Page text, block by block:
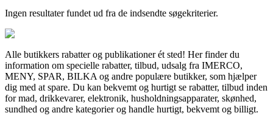
Ingen resultater fundet ud fra de indsendte søgekriterier.
Alle butikkers rabatter og publikationer ét sted! Her finder du
information om specielle rabatter, tilbud, udsalg fra IMERCO,
MENY, SPAR, BILKA og andre populære butikker, som hjælper
dig med at spare. Du kan bekvemt og hurtigt se rabatter, tilbud inden
for mad, drikkevarer, elektronik, husholdningsapparater, skønhed,
sundhed og andre kategorier og handle hurtigt, bekvemt og billigt.